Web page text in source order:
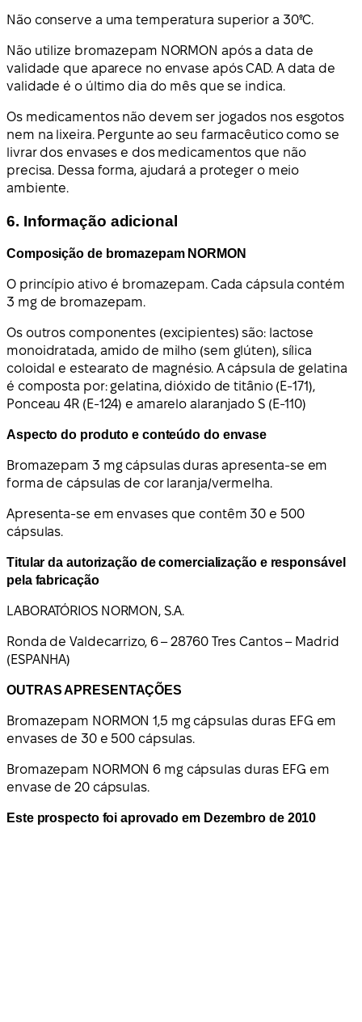
Não conserve a uma temperatura superior a 30ºC.
Não utilize bromazepam NORMON após a data de
validade que aparece no envase após CAD. A data de
validade é o último dia do mês que se indica.
Os medicamentos não devem ser jogados nos esgotos
nem na lixeira. Pergunte ao seu farmacêutico como se
livrar dos envases e dos medicamentos que não
precisa. Dessa forma, ajudará a proteger o meio
ambiente.
6. Informação adicional
Composição de bromazepam NORMON
O princípio ativo é bromazepam. Cada cápsula contém
3 mg de bromazepam.
Os outros componentes (excipientes) são: lactose
monoidratada, amido de milho (sem glúten), sílica
coloidal e estearato de magnésio. A cápsula de gelatina
é composta por: gelatina, dióxido de titânio (E-171),
Ponceau 4R (E-124) e amarelo alaranjado S (E-110)
Aspecto do produto e conteúdo do envase
Bromazepam 3 mg cápsulas duras apresenta-se em
forma de cápsulas de cor laranja/vermelha.
Apresenta-se em envases que contêm 30 e 500
cápsulas.
Titular da autorização de comercialização e responsável
pela fabricação
LABORATÓRIOS NORMON, S.A.
Ronda de Valdecarrizo, 6 – 28760 Tres Cantos – Madrid
(ESPANHA)
OUTRAS APRESENTAÇÕES
Bromazepam NORMON 1,5 mg cápsulas duras EFG em
envases de 30 e 500 cápsulas.
Bromazepam NORMON 6 mg cápsulas duras EFG em
envase de 20 cápsulas.
Este prospecto foi aprovado em Dezembro de 2010